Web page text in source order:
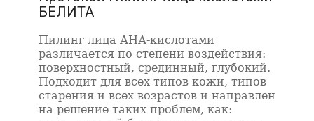
БЕЛИТА
Пилинг лица АНА-кислотами
различается по степени воздействия:
поверхностный, срединный, глубокий.
Подходит для всех типов кожи, типов
старения и всех возрастов и направлен
на решение таких проблем, как: